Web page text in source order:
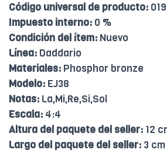
Código universal de producto:
Impuesto interno: 0 %
Condición del ítem: Nuevo
Línea: Daddario
Materiales: Phosphor bronze
Modelo: EJ38
Notas: La,Mi,Re,Si,Sol
Escala: 4:4
Altura del paquete del seller: 12
Largo del paquete del seller: 3 cm